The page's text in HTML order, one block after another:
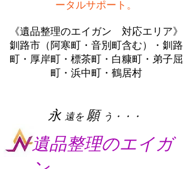
​永 遠を 願 う・・・
遺品整理のエイガ
ータルサポート。
《遺品整理のエイガン 対応エリア》
釧路市（阿寒町・音別町含む）・釧路
町・厚岸町・標茶町・白糠町・弟子屈
町・浜中町・鶴居村